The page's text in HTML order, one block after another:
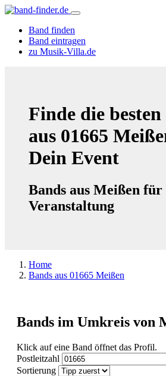
Band finden
Band eintragen
zu Musik-Villa.de
Finde die besten
aus 01665
Dein Event
Bands aus Meißen für
Veranstaltung
Home
Bands aus 01665 Meißen
Bands im Umkreis von
Klick auf eine Band öffnet das Profil.
Postleitzahl
Sortierung